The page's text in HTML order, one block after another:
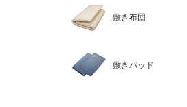
敷き布団
敷きパッド